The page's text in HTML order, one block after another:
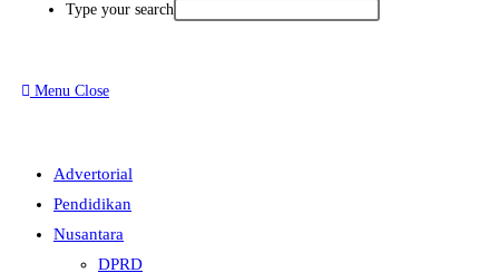
Type your search
Menu Close
Advertorial
Pendidikan
Nusantara
DPRD